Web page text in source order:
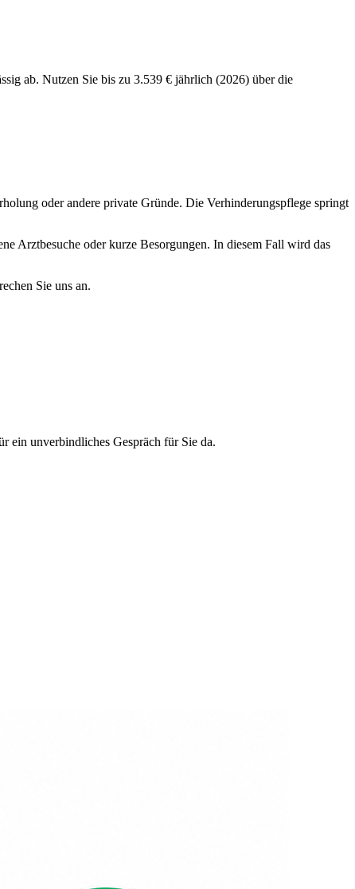
ab. Nutzen Sie bis zu 3.539 € jährlich (2026) über die
oder andere private Gründe. Die Verhinderungspflege springt
Arztbesuche oder kurze Besorgungen. In diesem Fall wird das
Sie uns an.
ein unverbindliches Gespräch für Sie da.